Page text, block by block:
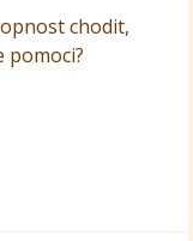
chodit,
pomoci?